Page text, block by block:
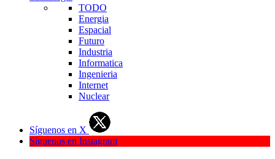
TODO
Energia
Espacial
Futuro
Industria
Informatica
Ingenieria
Internet
Nuclear
Síguenos en X
Síguenos en Instagram